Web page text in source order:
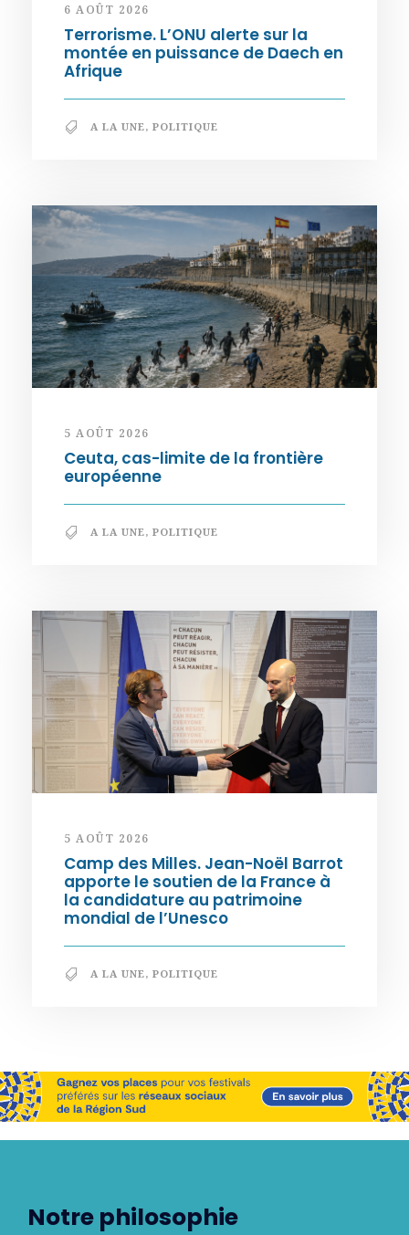
6 AOÛT 2026
Terrorisme. L’ONU alerte sur la
montée en puissance de Daech en
Afrique
A LA UNE, POLITIQUE
5 AOÛT 2026
Ceuta, cas-limite de la frontière
européenne
A LA UNE, POLITIQUE
5 AOÛT 2026
Camp des Milles. Jean-Noël Barrot
apporte le soutien de la France à
la candidature au patrimoine
mondial de l’Unesco
A LA UNE, POLITIQUE
Notre philosophie